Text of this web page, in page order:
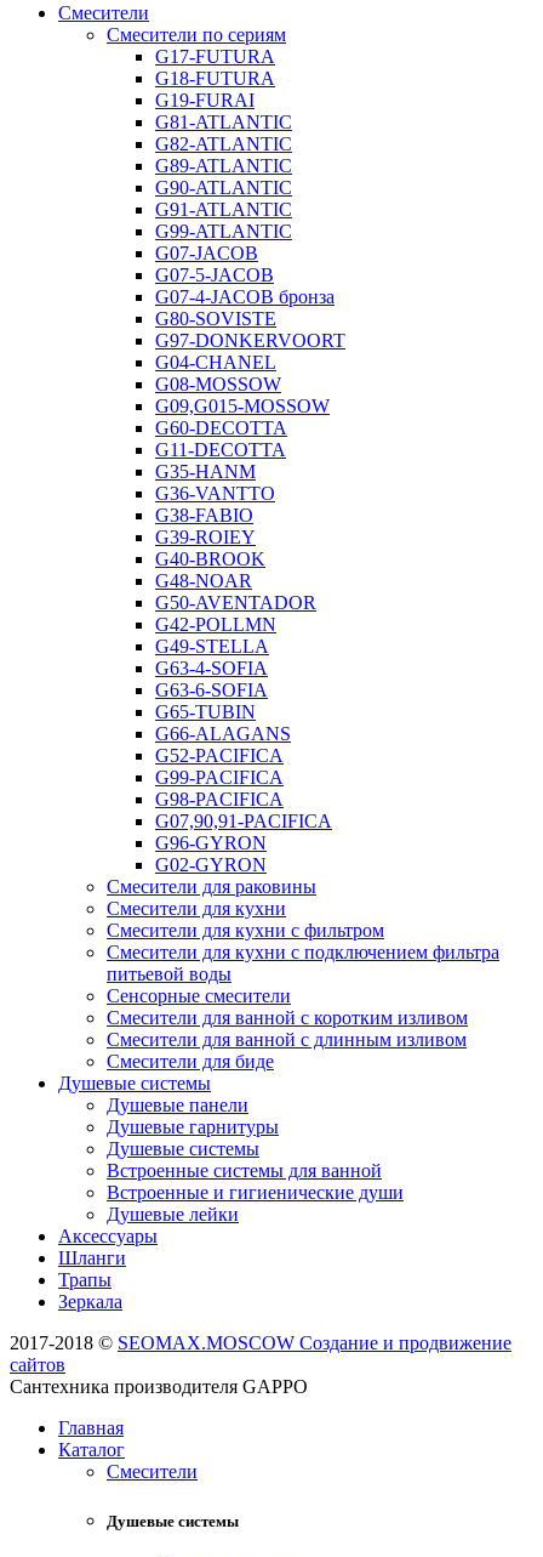
Смесители
Смесители по сериям
G17-FUTURA
G18-FUTURA
G19-FURAI
G81-ATLANTIC
G82-ATLANTIC
G89-ATLANTIC
G90-ATLANTIC
G91-ATLANTIC
G99-ATLANTIC
G07-JACOB
G07-5-JACOB
G07-4-JACOB бронза
G80-SOVISTE
G97-DONKERVOORT
G04-CHANEL
G08-MOSSOW
G09,G015-MOSSOW
G60-DECOTTA
G11-DECOTTA
G35-HANM
G36-VANTTO
G38-FABIO
G39-ROIEY
G40-BROOK
G48-NOAR
G50-AVENTADOR
G42-POLLMN
G49-STELLA
G63-4-SOFIA
G63-6-SOFIA
G65-TUBIN
G66-ALAGANS
G52-PACIFICA
G99-PACIFICA
G98-PACIFICA
G07,90,91-PACIFICA
G96-GYRON
G02-GYRON
Смесители для раковины
Смесители для кухни
Смесители для кухни с фильтром
Смесители для кухни с подключением фильтра
питьевой воды
Сенсорные смесители
Смесители для ванной с коротким изливом
Смесители для ванной с длинным изливом
Смесители для биде
Душевые системы
Душевые панели
Душевые гарнитуры
Душевые системы
Встроенные системы для ванной
Встроенные и гигиенические души
Душевые лейки
Аксессуары
Шланги
Трапы
Зеркала
2017-2018 © SEOMAX.MOSCOW Создание и продвижение
сайтов
Сантехника производителя GAPPO
Главная
Каталог
Смесители
Душевые системы